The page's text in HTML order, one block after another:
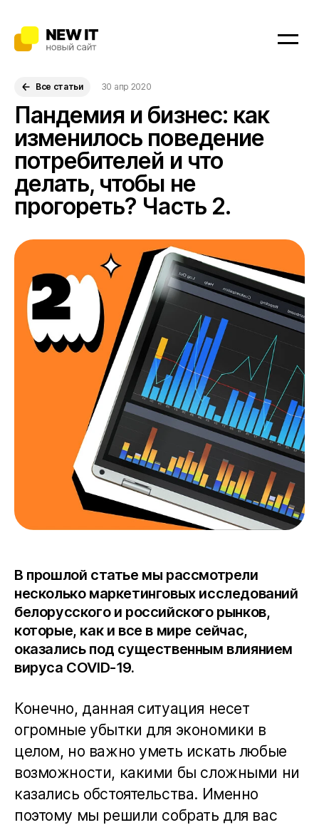
Услуги
Битрикс24.CRM
Битрикс24.Офис
Сайты
Мобильные приложения
Интернет-магазины
Хостинг
B2B-сайты
Техподдержка
1С-Бухгалтерия
Интеграция 1С
Все статьи 30 апр 2020
Пандемия и бизнес: как
изменилось поведение
потребителей и что
делать, чтобы не
прогореть? Часть 2.
В прошлой статье мы рассмотрели
несколько маркетинговых исследований
белорусского и российского рынков,
которые, как и все в мире сейчас,
оказались под существенным влиянием
вируса COVID-19.
Конечно, данная ситуация несет
огромные убытки для экономики в
целом, но важно уметь искать любые
возможности, какими бы сложными ни
казались обстоятельства. Именно
поэтому мы решили собрать для вас